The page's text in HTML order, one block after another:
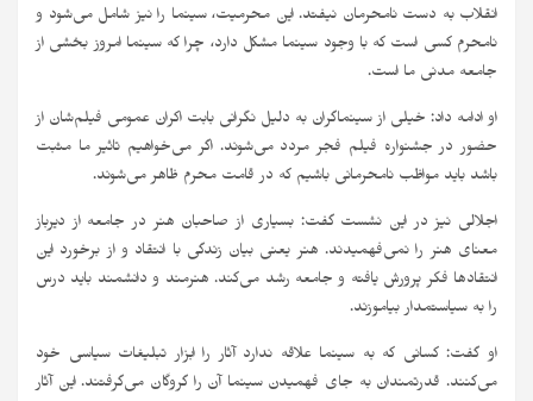
انقلاب به دست نامحرمان نیفتد. این محرمیت، سینما را نیز شامل می‌شود و
نامحرم کسی است که با وجود سینما مشکل دارد، چرا که سینما امروز بخشی از
جامعه مدنی ما است.
او ادامه داد: خیلی از سینماگران به دلیل نگرانی بابت اکران عمومی فیلم‌شان از
حضور در جشنواره فیلم فجر مردد می‌شوند. اگر می‌خواهیم تاثیر ما مثبت
باشد باید مواظب نامحرمانی باشیم که در قامت محرم ظاهر می‌شوند.
اجلالی نیز در این نشست گفت: بسیاری از صاحبان هنر در جامعه از دیرباز
معنای هنر را نمی‌فهمیدند. هنر یعنی بیان زندگی با انتقاد و از برخورد این
انتقادها فکر پرورش یافته و جامعه رشد می‌کند. هنرمند و دانشمند باید درس
را به سیاستمدار بیاموزند.
او گفت: کسانی که به سینما علاقه ندارد آثار را ابزار تبلیغات سیاسی خود
می‌کنند. قدرتمندان به جای فهمیدن سینما آن را گروگان می‌گرفتند. این آثار